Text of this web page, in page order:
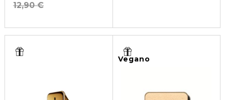
12,90 €
Vegano